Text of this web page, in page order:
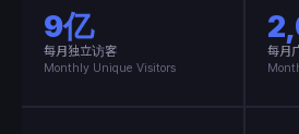
9亿
每月独立访客
Monthly Unique Visitors
每月